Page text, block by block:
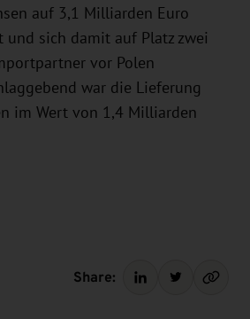
auf 3,1 Milliarden Euro
und sich damit auf Platz zwei
vor Polen
war die Lieferung
im Wert von 1,4 Milliarden
Share: